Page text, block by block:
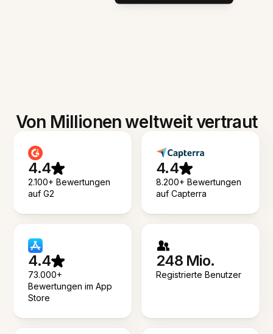
Von Millionen weltweit vertraut
4.4
2.100+ Bewertungen
auf G2
4.4
8.200+ Bewertungen
auf Capterra
4.4
73.000+
Bewertungen im App
Store
248 Mio.
Registrierte Benutzer